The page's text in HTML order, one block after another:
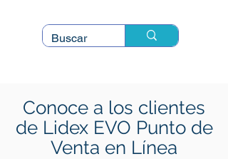
Conoce a los clientes
de Lidex EVO Punto de
Venta en Línea